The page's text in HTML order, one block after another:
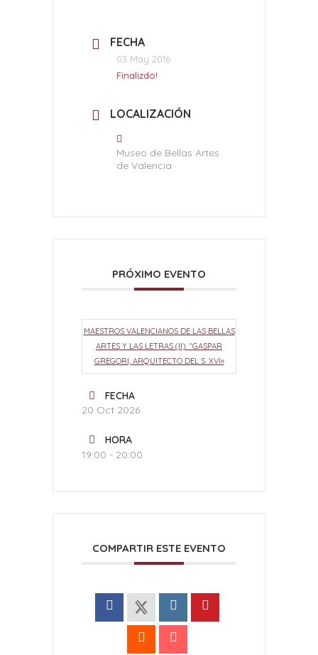
FECHA
03 May 2016
Finalizdo!
LOCALIZACIÓN
Museo de Bellas Artes
de Valencia
PRÓXIMO EVENTO
MAESTROS VALENCIANOS DE LAS BELLAS
ARTES Y LAS LETRAS (II). “GASPAR
GREGORI, ARQUITECTO DEL S. XVI»
FECHA
20 Oct 2026
HORA
19:00 - 20:00
COMPARTIR ESTE EVENTO